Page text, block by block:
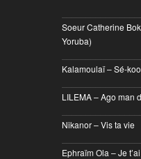
Soeur Catherine
Yoruba)
Kalamoulaï – Sé-
LILEMA – Ago man
Nikanor – Vis ta vie
Ephraïm Ola – Je